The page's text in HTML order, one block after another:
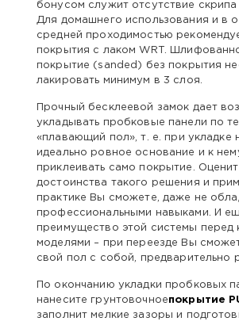
бонусом служит отсутствие скрипа
Для домашнего использования и в
средней проходимостью
покрытия с лаком WRT.
покрытие (sanded) без покрытия
лакировать минимум в 3 слоя.
Прочный бесклеевой замок дает
укладывать пробковые панели по
«плавающий пол», т. е. при укладке
идеально ровное основание и к
приклеивать само покрытие.
достоинства такого решения и
практике Вы сможете, даже не
профессиональными навыками. И
преимущество этой системы перед
моделями – при переезде Вы
свой пол с собой, предварительно
По окончанию укладки пробковых
нанесите грунтовочноепокрытие
заполнит мелкие зазоры и